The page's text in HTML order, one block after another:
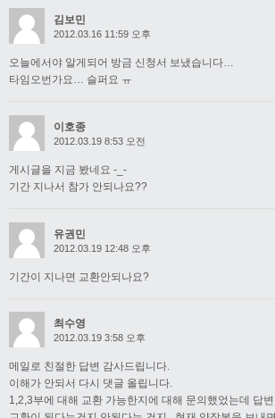
김보민
2012.03.16 11:59 오후
오늘에서야 알게되어 방금 신청서 보냈습니다…
타임오번가요… 슬퍼요 ㅠ
이호종
2012.03.19 8:53 오전
게시글을 지금 봤네요 -_-
기간 지나서 참가 안되나요??
유권민
2012.03.19 12:48 오후
기간이 지나면 교환안되나요?
최수영
2012.03.19 3:58 오후
메일로 친절한 답변 감사드립니다.
이해가 안되서 다시 댓글 올립니다.
1,2,3부에 대해 교환 가능한지에 대해 문의했었는데 답